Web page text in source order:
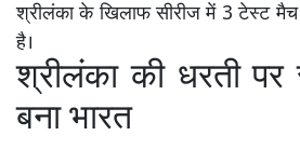
श्रीलंका के खिलाफ सीरीज में 3 टेस्ट मैच
है।
श्रीलंका की धरती
बना भारत